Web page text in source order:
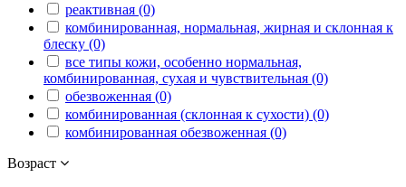
реактивная (0)
комбинированная, нормальная, жирная и склонная к
блеску (0)
все типы кожи, особенно нормальная,
комбинированная, сухая и чувствительная (0)
обезвоженная (0)
комбинированная (склонная к сухости) (0)
комбинированная обезвоженная (0)
Возраст